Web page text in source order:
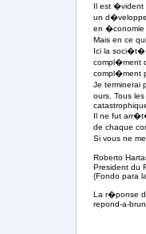
Il est �vident
un
en �conomie
Mais en ce
Ici la soci�t�
compl�ment
compl�ment
Je terminerai
ours. Tous
Il ne fut
de chaque
Si vous ne
Roberto
President du
(Fondo para
La r�ponse
repond-a-